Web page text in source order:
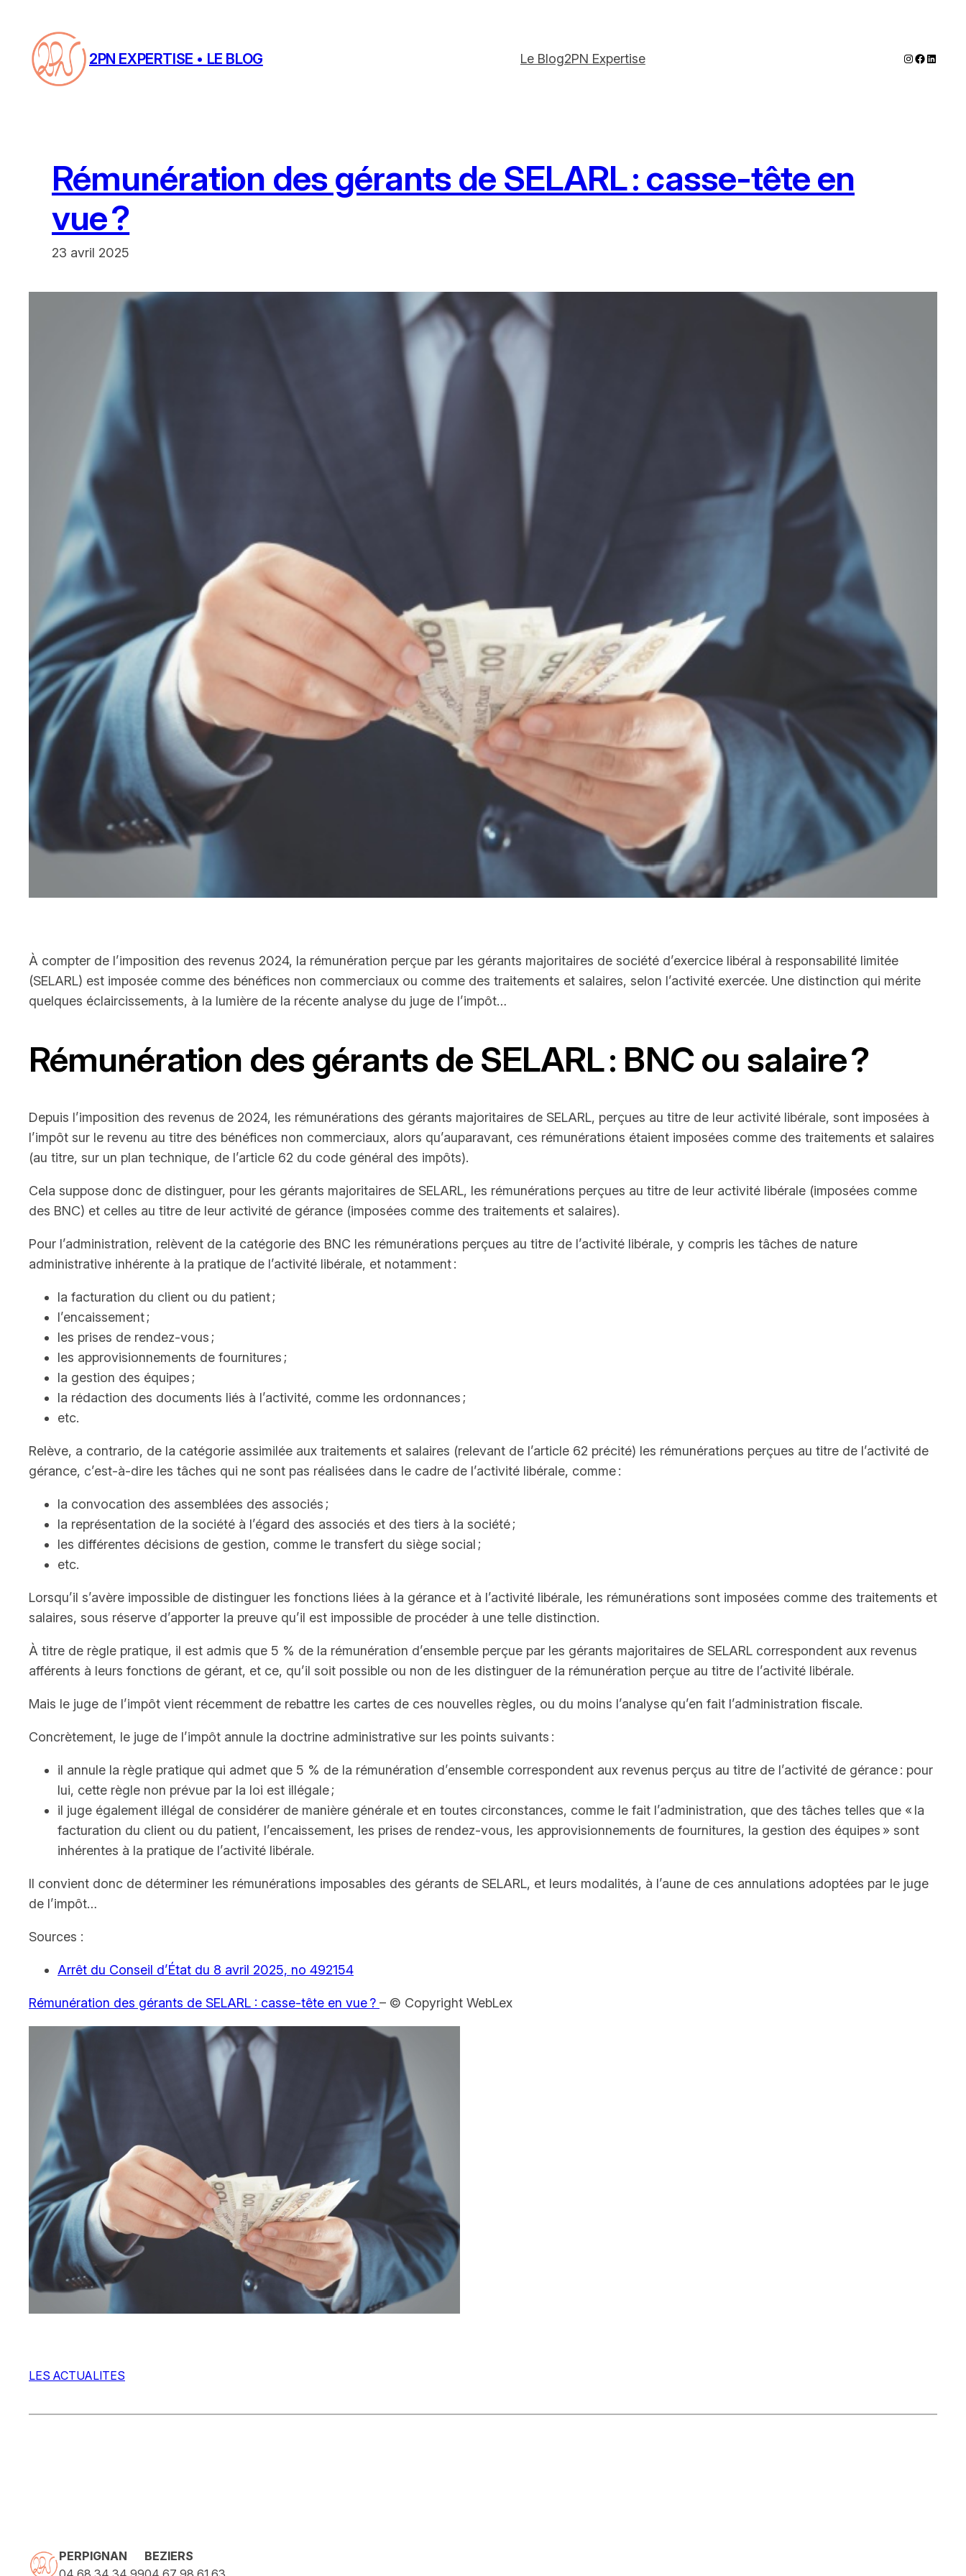
contenu
2PN EXPERTISE • LE BLOG Le Blog2PN Expertise Instagram
Rémunération des gérants de SELARL : casse-tête en
vue ?
23 avril 2025
À compter de l’imposition des revenus 2024, la rémunération perçue par les gérants majoritaires de société d’exercice libéral à responsabilité limitée
(SELARL) est imposée comme des bénéfices non commerciaux ou comme des traitements et salaires, selon l’activité exercée. Une distinction qui mérite
quelques éclaircissements, à la lumière de la récente analyse du juge de l’impôt…
Rémunération des gérants de SELARL : BNC ou salaire ?
Depuis l’imposition des revenus de 2024, les rémunérations des gérants majoritaires de SELARL, perçues au titre de leur activité libérale, sont imposées à
l’impôt sur le revenu au titre des bénéfices non commerciaux, alors qu’auparavant, ces rémunérations étaient imposées comme des traitements et salaires
(au titre, sur un plan technique, de l’article 62 du code général des impôts).
Cela suppose donc de distinguer, pour les gérants majoritaires de SELARL, les rémunérations perçues au titre de leur activité libérale (imposées comme
des BNC) et celles au titre de leur activité de gérance (imposées comme des traitements et salaires).
Pour l’administration, relèvent de la catégorie des BNC les rémunérations perçues au titre de l’activité libérale, y compris les tâches de nature
administrative inhérente à la pratique de l’activité libérale, et notamment :
la facturation du client ou du patient ;
l’encaissement ;
les prises de rendez-vous ;
les approvisionnements de fournitures ;
la gestion des équipes ;
la rédaction des documents liés à l’activité, comme les ordonnances ;
etc.
Relève, a contrario, de la catégorie assimilée aux traitements et salaires (relevant de l’article 62 précité) les rémunérations perçues au titre de l’activité de
gérance, c’est-à-dire les tâches qui ne sont pas réalisées dans le cadre de l’activité libérale, comme :
la convocation des assemblées des associés ;
la représentation de la société à l’égard des associés et des tiers à la société ;
les différentes décisions de gestion, comme le transfert du siège social ;
etc.
Lorsqu’il s’avère impossible de distinguer les fonctions liées à la gérance et à l’activité libérale, les rémunérations sont imposées comme des traitements et
salaires, sous réserve d’apporter la preuve qu’il est impossible de procéder à une telle distinction.
À titre de règle pratique, il est admis que 5 % de la rémunération d’ensemble perçue par les gérants majoritaires de SELARL correspondent aux revenus
afférents à leurs fonctions de gérant, et ce, qu’il soit possible ou non de les distinguer de la rémunération perçue au titre de l’activité libérale.
Mais le juge de l’impôt vient récemment de rebattre les cartes de ces nouvelles règles, ou du moins l’analyse qu’en fait l’administration fiscale.
Concrètement, le juge de l’impôt annule la doctrine administrative sur les points suivants :
il annule la règle pratique qui admet que 5 % de la rémunération d’ensemble correspondent aux revenus perçus au titre de l’activité de gérance : pour
lui, cette règle non prévue par la loi est illégale ;
il juge également illégal de considérer de manière générale et en toutes circonstances, comme le fait l’administration, que des tâches telles que « la
facturation du client ou du patient, l’encaissement, les prises de rendez-vous, les approvisionnements de fournitures, la gestion des équipes » sont
inhérentes à la pratique de l’activité libérale.
Il convient donc de déterminer les rémunérations imposables des gérants de SELARL, et leurs modalités, à l’aune de ces annulations adoptées par le juge
de l’impôt…
Sources :
Arrêt du Conseil d’État du 8 avril 2025, no 492154
Rémunération des gérants de SELARL : casse-tête en vue ? – © Copyright WebLex
LES ACTUALITES
PERPIGNAN
BEZIERS